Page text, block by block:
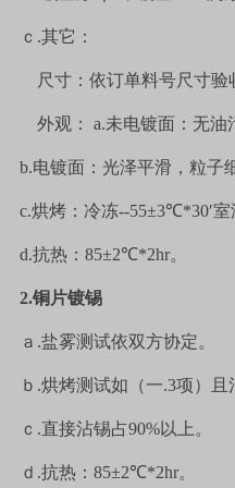
ｃ .其它：
尺寸：依订单料号尺寸验
外观： a.未电镀面：无油
b.电镀面：光泽平滑，粒子
c.烘烤：冷冻--55±3℃*30′
d.抗热： 85±2℃*2hr。
2.铜片镀锡
ａ .盐雾测试依双方协定。
ｂ .烘烤测试如（一.3项）且
ｃ .直接沾锡占90%以上。
ｄ .抗热： 85±2℃*2hr。